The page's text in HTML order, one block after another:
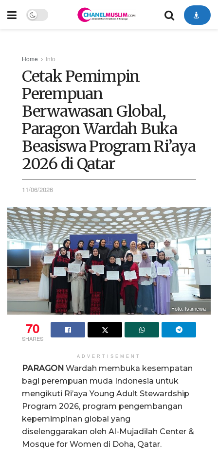
Home Info
Cetak Pemimpin
Perempuan
Berwawasan Global,
Paragon Wardah Buka
Beasiswa Program Ri’aya
2026 di Qatar
11/06/2026
Foto: Istimewa
70
SHARES
ADVERTISEMENT
PARAGON Wardah membuka kesempatan
bagi perempuan muda Indonesia untuk
mengikuti Ri’aya Young Adult Stewardship
Program 2026, program pengembangan
kepemimpinan global yang
diselenggarakan oleh Al-Mujadilah Center &
Mosque for Women di Doha, Qatar.